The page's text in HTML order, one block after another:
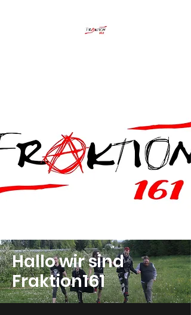
Hallo wir sind
Fraktion161